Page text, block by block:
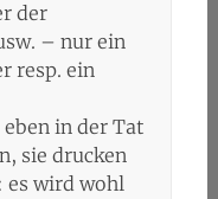
der
– nur ein
resp. ein
eben in der Tat
sie drucken
es wird wohl